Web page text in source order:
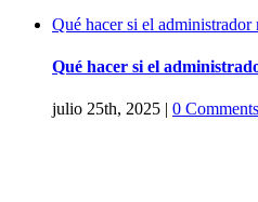
Qué hacer si el
Qué hacer si el
julio 25th, 2025 | 0 Comments